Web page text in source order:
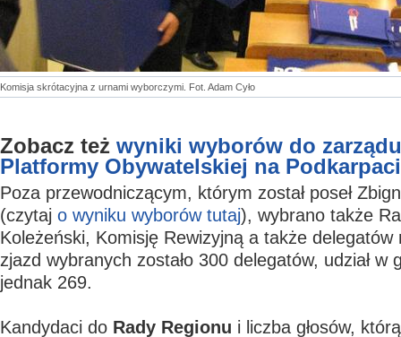
Komisja skrótacyjna z urnami wyborczymi. Fot. Adam Cyło
Zobacz też wyniki wyborów do
Platformy Obywatelskiej na
Poza przewodniczącym, którym został poseł
(czytaj o wyniku wyborów tutaj), wybrano także
Koleżeński, Komisję Rewizyjną a także delegatów
zjazd wybranych zostało 300 delegatów, udział w
jednak 269.
Kandydaci do Rady Regionu i liczba głosów,